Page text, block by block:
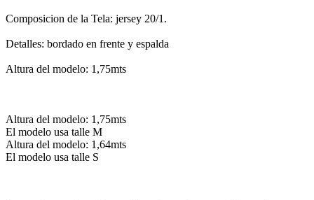
Composicion de la Tela: jersey 20/1.
Detalles: bordado en frente y espalda
Altura del modelo: 1,75mts
Altura del modelo: 1,75mts
El modelo usa talle M
Altura del modelo: 1,64mts
El modelo usa talle S